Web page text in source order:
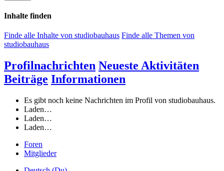
Inhalte finden
Finde alle Inhalte von studiobauhaus Finde alle Themen von
studiobauhaus
Profilnachrichten Neueste Aktivitäten
Beiträge Informationen
Es gibt noch keine Nachrichten im Profil von studiobauhaus.
Laden…
Laden…
Laden…
Foren
Mitglieder